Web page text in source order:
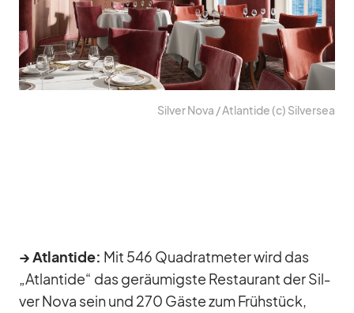
Sil­ver Nova /​ At­lan­tide (c) Sil­ver­sea
→ At­lan­tide: Mit 546 Qua­drat­me­ter wird das
„At­lan­tide“ das ge­räu­migste Re­stau­rant der Sil­
ver Nova sein und 270 Gäste zum Früh­stück,